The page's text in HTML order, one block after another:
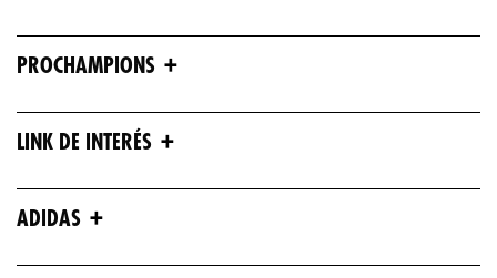
PROCHAMPIONS +
LINK DE INTERÉS +
ADIDAS +